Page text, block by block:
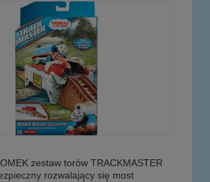
zestaw torów TRACKMASTER
rozwalający się most